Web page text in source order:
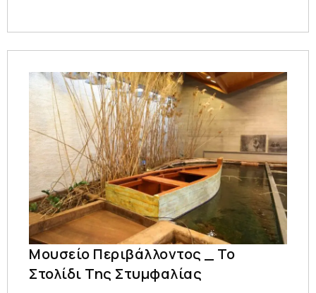
Μουσείο Περιβάλλοντος _ Το
Στολίδι Της Στυμφαλίας